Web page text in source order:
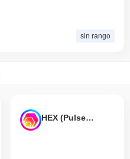
sin rango
HEX (Pulsechain)